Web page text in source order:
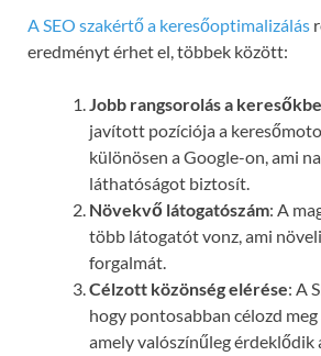
A SEO szakértő a keresőoptimalizálás
eredményt érhet el, többek között:
Jobb rangsorolás a
javított pozíciója a
különösen a Google-on, ami
láthatóságot biztosít.
Növekvő látogatószám: A
több látogatót vonz, ami
forgalmát.
Célzott közönség elérése: A
hogy pontosabban célozd
amely valószínűleg érdeklődik